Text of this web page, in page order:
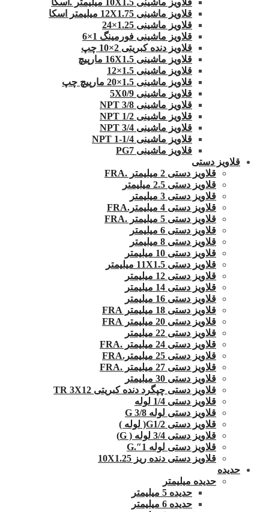
قلاویز ماشینی 10X1.5 میلیمتر .اسکا
قلاویز ماشینی 12X1.75 میلیمتر اسکا
قلاویز ماشینی 1.25×24
قلاویز ماشینی فورمینگ 1×6
قلاویز دنده کبریتی 2×10 چپ
قلاویز ماشینی 16X1.5 مارپیچ
قلاویز ماشینی 1.5×12
قلاویز ماشینی 1.5×20 مارپیچ چپ
قلاویز ماشینی 5X0/9
قلاویز ماشینی 3/8 NPT
قلاویز ماشینی 1/2 NPT
قلاویز ماشینی 3/4 NPT
قلاویز ماشینی 1/4-1 NPT
قلاویز ماشینی PG7
قلاویز دستی
قلاویز دستی 2 میلیمتر .FRA
قلاویز دستی 2.5 میلیمتر
قلاویز دستی 3 میلیمتر
قلاویز دستی 4 میلیمتر.FRA
قلاویز دستی 5 میلیمتر .FRA
قلاویز دستی 6 میلیمتر
قلاویز دستی 8 میلیمتر
قلاویز دستی 10 میلیمتر
قلاویز دستی 11X1.5 میلیمتر
قلاویز دستی 12 میلیمتر
قلاویز دستی 14 میلیمتر
قلاویز دستی 16 میلیمتر
قلاویز دستی 18 میلیمتر FRA
قلاویز دستی 20 میلیمتر FRA
قلاویز دستی 22 میلیمتر
قلاویز دستی 24 میلیمتر .FRA
قلاویز دستی 25 میلیمتر.FRA
قلاویز دستی 27 میلیمتر .FRA
قلاویز دستی 30 میلیمتر
قلاویز دستی چپگرد دنده کبریتی TR 3X12
قلاویز دستی 1/4 لوله
قلاویز دستی لوله G 3/8
قلاویز دستی G1/2( لوله )
قلاویز دستی 3/4 لوله ( G)
قلاویز دستی لوله 1″.G
قلاویز دستی دنده ریز 10X1.25
حدیده
حدیده میلیمتر
حدیده 5 میلیمتر
حدیده 6 میلیمتر